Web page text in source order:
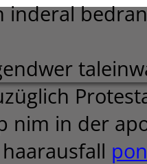
inderal
nim in der